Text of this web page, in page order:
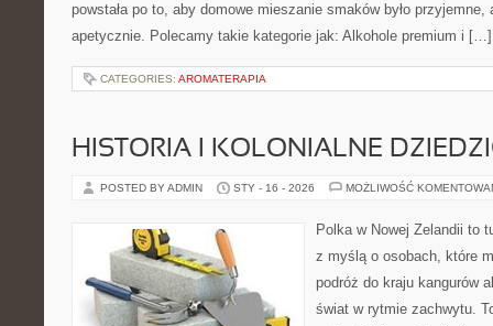
powstała po to, aby domowe mieszanie smaków było przyjemne,
apetycznie. Polecamy takie kategorie jak: Alkohole premium i […]
CATEGORIES: AROMATERAPIA
HISTORIA I KOLONIALNE
POSTED BY ADMIN STY - 16 - 2026 MOŻLIWOŚĆ
Polka w Nowej Zelandii to
z myślą o osobach, które
podróż do kraju kangurów
świat w rytmie zachwytu.